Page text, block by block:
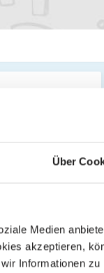
Über
Medien
akzeptieren,
Informationen zu